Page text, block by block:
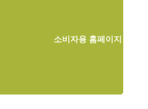
소비자용 홈페이지